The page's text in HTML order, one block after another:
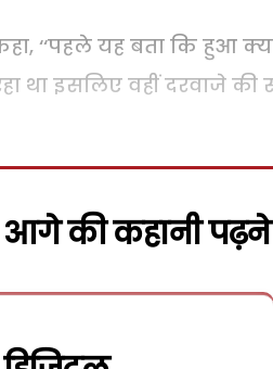
‘‘पहले यह बता कि हुआ
था इसलिए वहीं दरवाजे की
आगे की कहानी